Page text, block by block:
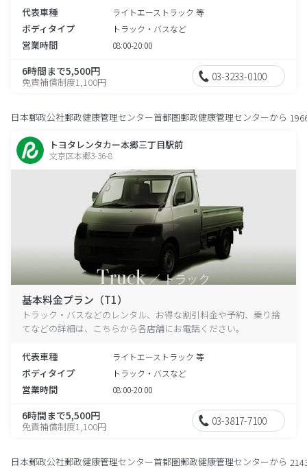
代表車種 ライトエーストラック 等
ボディタイプ トラック・バスなど
営業時間 08:00-20:00
6時間まで5,500円
免責補償制度1,100円 03-3233-0100
日本郵政公社郵政健康管理センター首都圏郵政健康管理センターから
トヨタレンタカー本郷三丁目駅前
文京区本郷3-36-8
基本料金プラン（T1）
トラック・バスなどのレンタル、お得な割引料金や予約、乗り捨
てなどの詳細は、こちらから各店舗にお電話ください。
代表車種 ライトエーストラック 等
ボディタイプ トラック・バスなど
営業時間 08:00-20:00
6時間まで5,500円
免責補償制度1,100円 03-3817-7100
日本郵政公社郵政健康管理センター首都圏郵政健康管理センターから